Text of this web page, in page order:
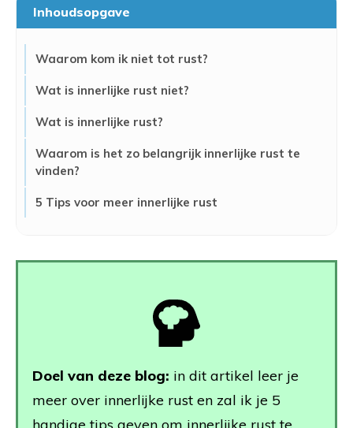
Inhoudsopgave
Waarom kom ik niet tot rust?
Wat is innerlijke rust niet?
Wat is innerlijke rust?
Waarom is het zo belangrijk innerlijke rust te
vinden?
5 Tips voor meer innerlijke rust
Doel van deze blog: in dit artikel leer je
meer over innerlijke rust en zal ik je 5